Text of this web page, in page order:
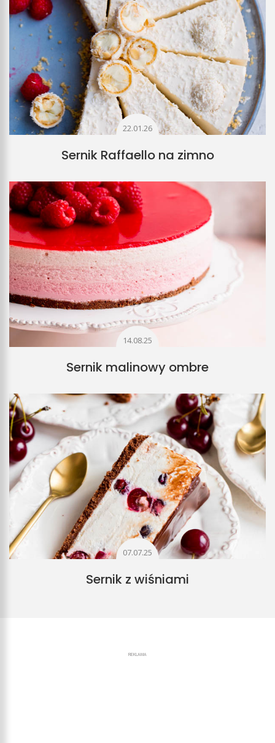
22.01.26
Sernik Raffaello na zimno
14.08.25
Sernik malinowy ombre
07.07.25
Sernik z wiśniami
REKLAMA